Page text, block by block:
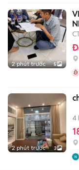
2 phút trước 5
2 phút trước 3
4